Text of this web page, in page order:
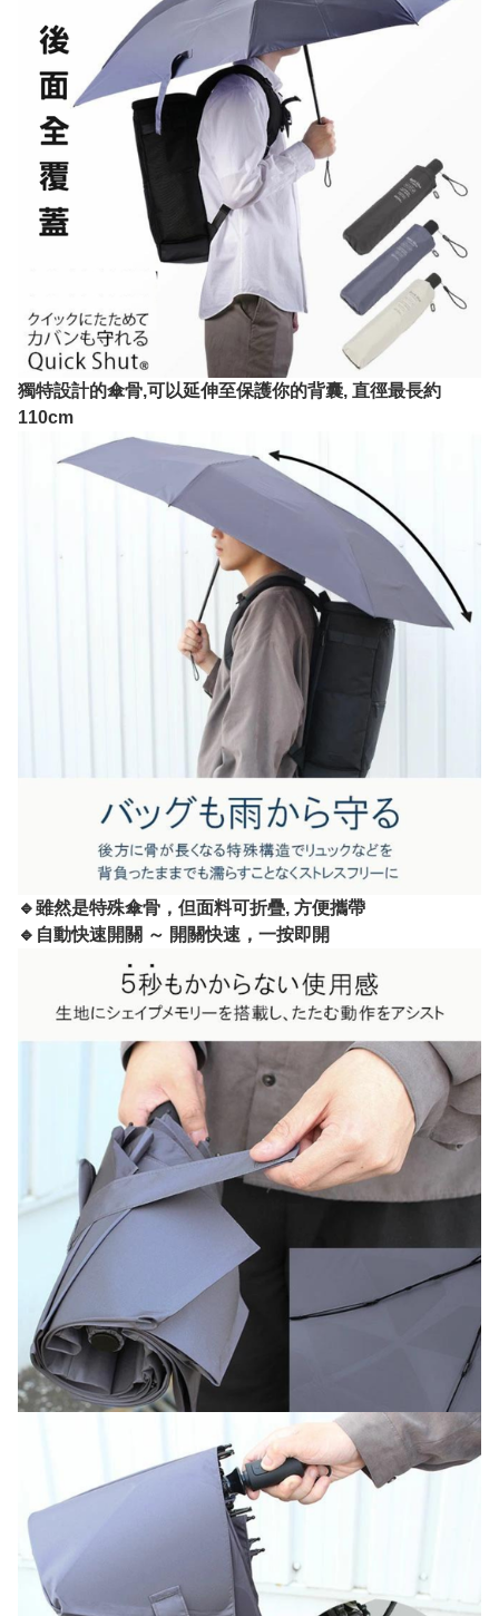
獨特設計的傘骨,可以延伸至保護你的背囊, 直徑最長約
110cm
🔹雖然是特殊傘骨，但面料可折疊, 方便攜帶
🔹自動快速開關 ～ 開關快速，一按即開